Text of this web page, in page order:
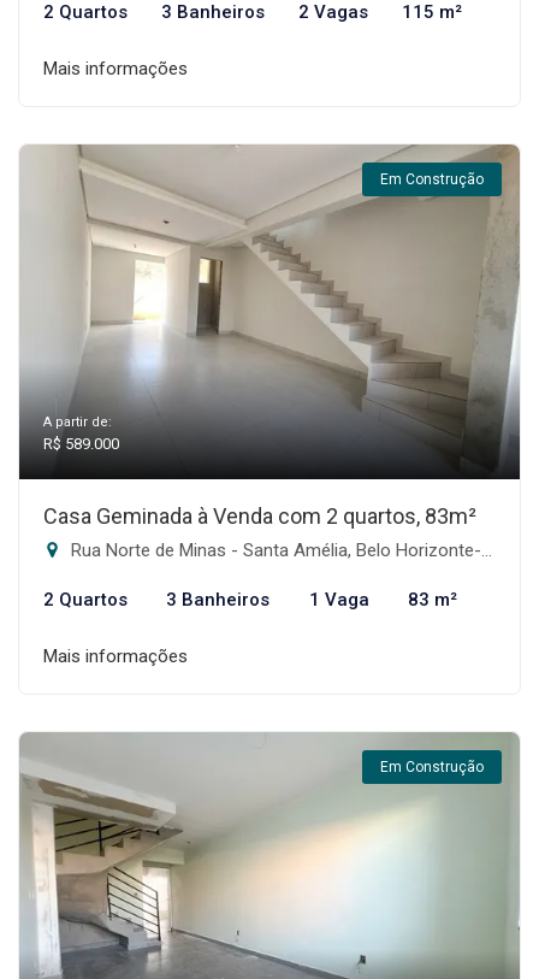
2 Quartos 3 Banheiros 2 Vagas 115 m²
Mais informações
Em Construção
A partir de:
R$ 589.000
Casa Geminada à Venda com 2 quartos, 83m²
Rua Norte de Minas - Santa Amélia, Belo Horizonte-MG
2 Quartos 3 Banheiros 1 Vaga 83 m²
Mais informações
Em Construção